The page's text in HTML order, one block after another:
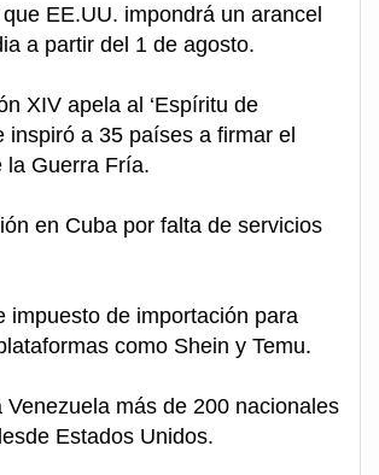
EE.UU. impondrá un arancel
a partir del 1 de agosto.
XIV apela al ‘Espíritu de
inspiró a 35 países a firmar el
la Guerra Fría.
en Cuba por falta de servicios
impuesto de importación para
como Shein y Temu.
Venezuela más de 200 nacionales
Estados Unidos.